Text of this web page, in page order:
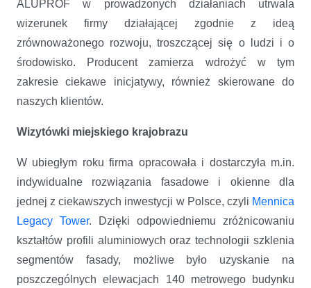
ALUPROF w prowadzonych działaniach utrwala
wizerunek firmy działającej zgodnie z ideą
zrównoważonego rozwoju, troszczącej się o ludzi i o
środowisko. Producent zamierza wdrożyć w tym
zakresie ciekawe inicjatywy, również skierowane do
naszych klientów.
Wizytówki miejskiego krajobrazu
W ubiegłym roku firma opracowała i dostarczyła m.in.
indywidualne rozwiązania fasadowe i okienne dla
jednej z ciekawszych inwestycji w Polsce, czyli Mennica
Legacy Tower. Dzięki odpowiedniemu zróżnicowaniu
kształtów profili aluminiowych oraz technologii szklenia
segmentów fasady, możliwe było uzyskanie na
poszczególnych elewacjach 140 metrowego budynku